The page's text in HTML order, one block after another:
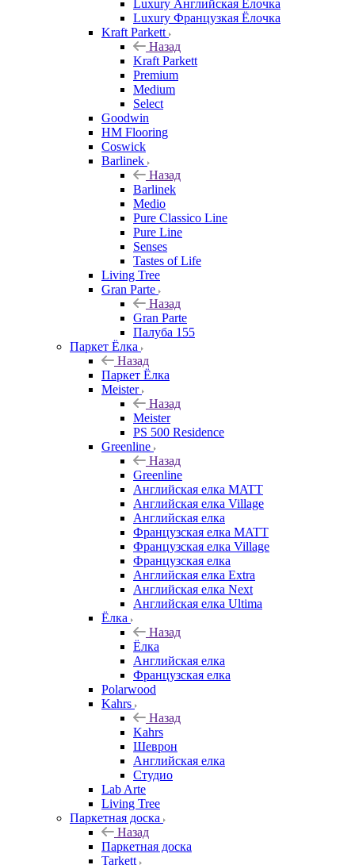
Luxury Английская Ёлочка
Luxury Французкая Ёлочка
Kraft Parkett
Назад
Kraft Parkett
Premium
Medium
Select
Goodwin
HM Flooring
Coswick
Barlinek
Назад
Barlinek
Medio
Pure Classico Line
Pure Line
Senses
Tastes of Life
Living Tree
Gran Parte
Назад
Gran Parte
Палуба 155
Паркет Ёлка
Назад
Паркет Ёлка
Meister
Назад
Meister
PS 500 Residence
Greenline
Назад
Greenline
Английская елка MATT
Английская елка Village
Английская елка
Французская елка MATT
Французская елка Village
Французская елка
Английская елка Extra
Английская елка Next
Английская елка Ultima
Ёлка
Назад
Ёлка
Английская елка
Французская елка
Polarwood
Kahrs
Назад
Kahrs
Шеврон
Английская елка
Студио
Lab Arte
Living Tree
Паркетная доска
Назад
Паркетная доска
Tarkett